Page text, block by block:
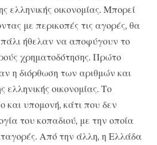
ελληνικής οικονομίας. Μπορεί
με περικοπές τις αγορές, θα
πάλι ήθελαν να αποφύγουν το
χρηματοδότησης. Πρώτο
η διόρθωση των αριθμών και
οικονομίας. Το
και υπομονή, κάτι που δεν
του κοπαδιού, με την οποία
Από την άλλη, η Ελλάδα